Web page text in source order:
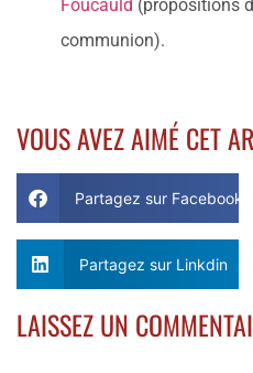
Foucauld (propositions
communion).
VOUS AVEZ AIMÉ CET
Partagez sur Facebook
Partagez sur Linkdin
LAISSEZ UN